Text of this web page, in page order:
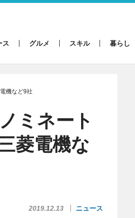
ス グルメ スキル 暮らし
機など9社
ミネート
菱電機な
2019.12.13 ニュース